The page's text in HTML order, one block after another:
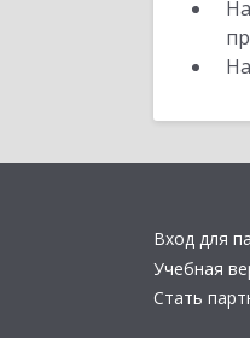
Вход для
Учебная
Стать